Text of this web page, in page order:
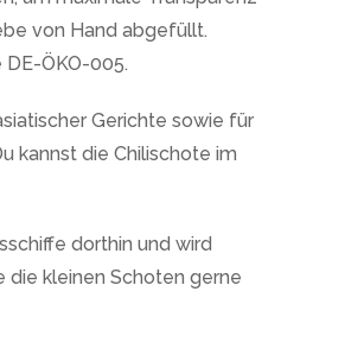
von Hand abgefüllt.
ÖKO-005.
Gerichte sowie für
kannst die Chilischote im
dorthin und wird
die kleinen Schoten gerne